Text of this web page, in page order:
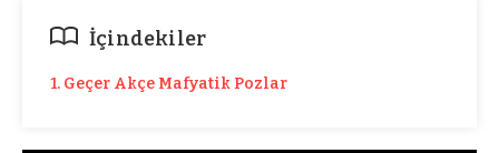
İçindekiler
1. Geçer Akçe Mafyatik Pozlar